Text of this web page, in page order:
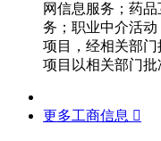
网信息服务；药
务；职业中介活
项目，经相关部
项目以相关部门批
更多工商信息 